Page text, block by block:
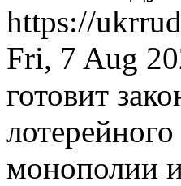
https://
Fri, 7 Aug
готовит
монополии и